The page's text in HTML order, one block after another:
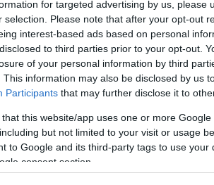
for targeted advertising by us, please
selection. Please note that after your opt-out
interest-based ads based on personal
to third parties prior to your opt-out.
of your personal information by third
This information may also be disclosed by us
Participants that may further disclose it to
that this website/app uses one or more
but not limited to your visit or usage
to Google and its third-party tags to use
consent section.
Ταξιαρχίας στο Μαμάτσειο
Κοζάνης
3:30 ΜΜ - ΕΝΗΜΕΡΏΘΗΚΕ ΣΤΙΣ 27 ΙΑΝΟΥΑΡΊΟΥ 2026,
Χριστουγέννων η Φιλαρμονική του Δήμου
της Ταξιαρχίας έψαλλαν τα
Νοσοκομείο Κοζάνης